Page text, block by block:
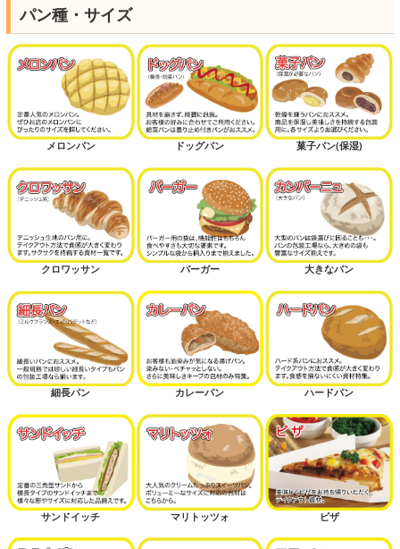
パン種・サイズ
メロンパン ドッグパン 菓子パン(保湿)
クロワッサン バーガー 大きなパン
細長パン カレーパン ハードパン
サンドイッチ マリトッツォ ピザ